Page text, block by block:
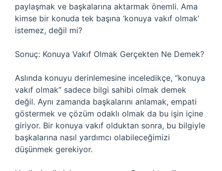
paylaşmak ve başkalarına aktarmak önemli. Ama
kimse bir konuda tek başına ‘konuya vakıf olmak’
istemez, değil mi?
Sonuç: Konuya Vakıf Olmak Gerçekten Ne Demek?
Aslında konuyu derinlemesine inceledikçe, “konuya
vakıf olmak” sadece bilgi sahibi olmak demek
değil. Aynı zamanda başkalarını anlamak, empati
göstermek ve çözüm odaklı olmak da bu işin içine
giriyor. Bir konuya vakıf olduktan sonra, bu bilgiyle
başkalarına nasıl yardımcı olabileceğimizi
düşünmek gerekiyor.